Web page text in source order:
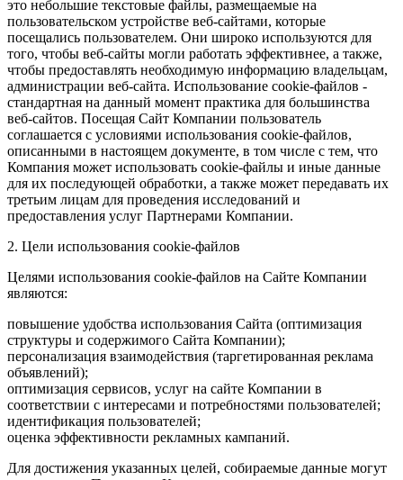
это небольшие текстовые файлы, размещаемые на
пользовательском устройстве веб-сайтами, которые
посещались пользователем. Они широко используются для
того, чтобы веб-сайты могли работать эффективнее, а также,
чтобы предоставлять необходимую информацию владельцам,
администрации веб-сайта. Использование cookie-файлов -
стандартная на данный момент практика для большинства
веб-сайтов. Посещая Сайт Компании пользователь
соглашается с условиями использования cookie-файлов,
описанными в настоящем документе, в том числе с тем, что
Компания может использовать cookie-файлы и иные данные
для их последующей обработки, а также может передавать их
третьим лицам для проведения исследований и
предоставления услуг Партнерами Компании.
2. Цели использования cookie-файлов
Целями использования cookie-файлов на Сайте Компании
являются:
повышение удобства использования Сайта (оптимизация
структуры и содержимого Сайта Компании);
персонализация взаимодействия (таргетированная реклама
объявлений);
оптимизация сервисов, услуг на сайте Компании в
соответствии с интересами и потребностями пользователей;
идентификация пользователей;
оценка эффективности рекламных кампаний.
Для достижения указанных целей, собираемые данные могут